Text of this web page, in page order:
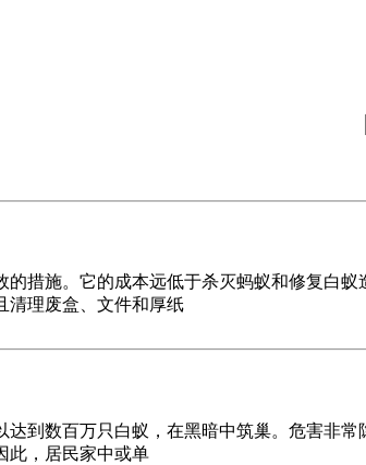
施。它的成本远低于杀灭蚂蚁和修复白
理废盒、文件和厚纸
百万只白蚁，在黑暗中筑巢。危害非常
此，居民家中或单